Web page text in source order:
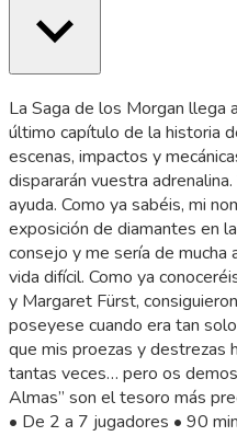
La Saga de los Morgan
último capítulo de la historia
escenas, impactos y
dispararán vuestra
ayuda. Como ya sabéis, mi
exposición de diamantes en
consejo y me sería de
vida difícil. Como ya
y Margaret Fürst,
poseyese cuando era tan
que mis proezas y destrezas
tantas veces… pero os
Almas” son el tesoro más
• De 2 a 7 jugadores • 90